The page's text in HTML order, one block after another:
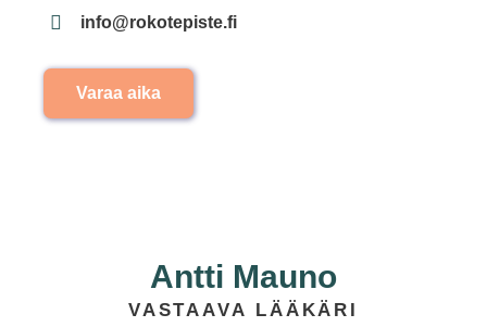
info@rokotepiste.fi
Varaa aika
Antti Mauno
VASTAAVA LÄÄKÄRI